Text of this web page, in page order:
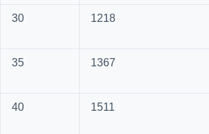
30 1218
35 1367
40 1511